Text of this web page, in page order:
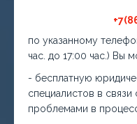
по указанному
час. до 17:00 час.) Вы
- бесплатную
специалистов в
проблемами в